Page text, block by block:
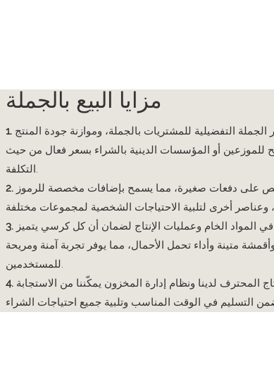
مزايا البيع بالجملة
التفضيلية للمشتريات بالجملة، وموازنة جودة المنتج
للموزعين أو المؤسسات الدينية بالشراء بسعر فعال من حيث
التكلفة.
على دفعات صغيرة، مما يسمح بإضافات مخصصة للرموز
في المواد الخام وعمليات الإنتاج لضمان أن كل كرسي يتميز
متينة وأداء تحمل الأحمال، مما يوفر تجربة آمنة ومريحة
للمستخدمين.
المحترف لدينا ونظام إدارة المخزون يمكّننا من الاستجابة